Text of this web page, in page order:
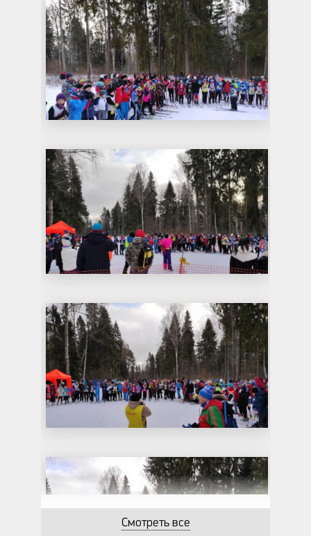
Смотреть все